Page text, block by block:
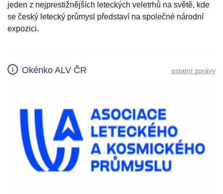
jeden z nejprestižnějších leteckých veletrhů na světě, kde
se český letecký průmysl představí na společné národní
expozici.
Okénko ALV ČR ostatní zprávy